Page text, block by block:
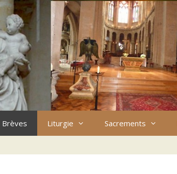
Brèves Liturgie Sacrements